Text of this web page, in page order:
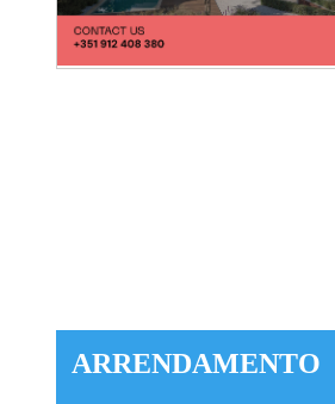
ARRENDAMENTO